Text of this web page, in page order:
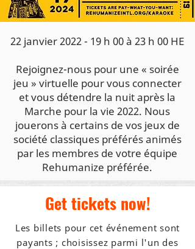
22 janvier 2022 - 19 h 00 à 23 h 00 HE
Rejoignez-nous pour une « soirée
jeu » virtuelle pour vous connecter
et vous détendre la nuit après la
Marche pour la vie 2022. Nous
jouerons à certains de vos jeux de
société classiques préférés animés
par les membres de votre équipe
Rehumanize préférée.
Get tickets now!
Les billets pour cet événement sont
payants ; choisissez parmi l'un des